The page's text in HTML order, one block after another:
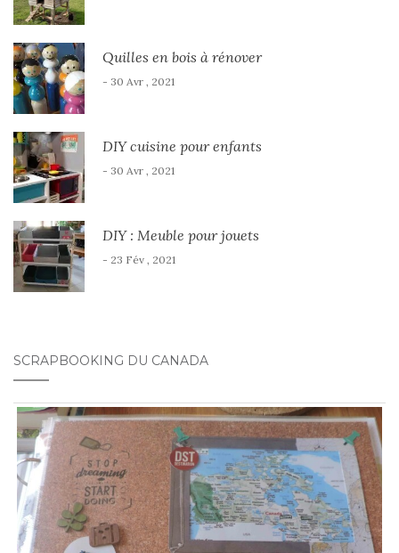
Quilles en bois à rénover
- 30 Avr , 2021
DIY cuisine pour enfants
- 30 Avr , 2021
DIY : Meuble pour jouets
- 23 Fév , 2021
SCRAPBOOKING DU CANADA